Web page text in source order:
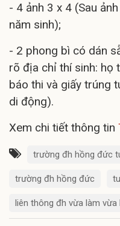
- 4 ảnh 3 x 4 (Sau
năm sinh);
- 2 phong bì có dán
rõ địa chỉ thí sinh: họ
báo thi và giấy trúng
di động).
Xem chi tiết thông tin
trường đh hồng đức
trường đh hồng đức
liên thông đh vừa làm vừa